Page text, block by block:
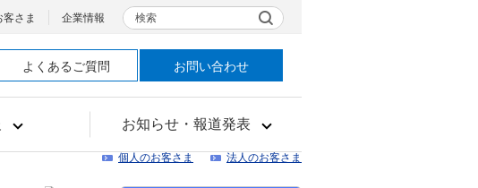
お知らせ・報道発表
さま 企業情報 検索
よくあるご質問 お問い合わせ
個人のお客さま 法人のお客さま